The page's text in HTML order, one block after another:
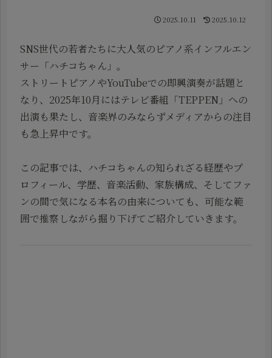
2025.10.11 2025.10.12
SNS世代の若者たちに大人気のピアノ系インフルエン
サー「ハチコちゃん」。
ストリートピアノやYouTubeでの即興演奏が話題と
なり、2025年10月にはテレビ番組「TEPPEN」への
出演も果たし、音楽界のみならずメディアからの注目
も急上昇中です。
この記事では、ハチコちゃんの知られざる経歴やプ
ロフィール、学歴、音楽活動、家族構成、そしてファ
ンの間で気になる本名の由来についても、可能な範
囲で推察しながら掘り下げてご紹介していきます。